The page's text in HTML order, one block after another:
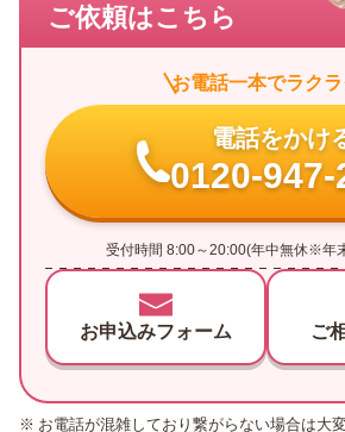
ご依頼はこちら
お電話一本でラク
電話をかけ
0120-947-
受付時間 8:00～20:00(年中無休※年
お申込みフォーム ご
お電話が混雑しており繋がらない場合は大